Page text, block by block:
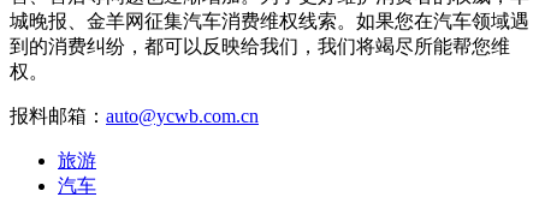
城晚报、金羊网征集汽车消费维权线索。如果您在汽车领域遇
到的消费纠纷，都可以反映给我们，我们将竭尽所能帮您维
权。
报料邮箱： auto@ycwb.com.cn
旅游
汽车